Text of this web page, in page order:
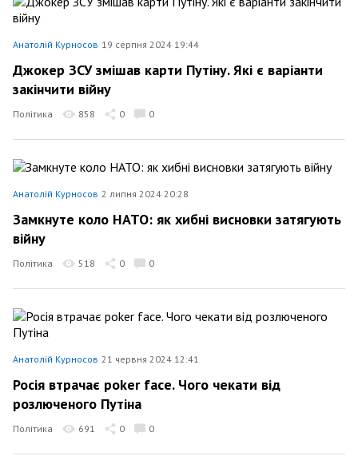
Анатолій Курносов 19 серпня 2024 19:44
Джокер ЗСУ змішав карти Путіну. Які є варіанти
закінчити війну
Політика 858 0 0
Анатолій Курносов 2 липня 2024 20:28
Замкнуте коло НАТО: як хибні висновки затягують
війну
Політика 518 0 0
Анатолій Курносов 21 червня 2024 12:41
Росія втрачає poker face. Чого чекати від
розлюченого Путіна
Політика 691 0 0